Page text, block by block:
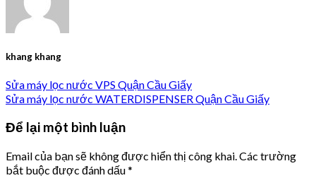
khang khang
Sửa máy lọc nước VPS Quận Cầu Giấy
Sửa máy lọc nước WATERDISPENSER Quận Cầu Giấy
Để lại một bình luận
Email của bạn sẽ không được hiển thị công khai. Các trường
bắt buộc được đánh dấu*